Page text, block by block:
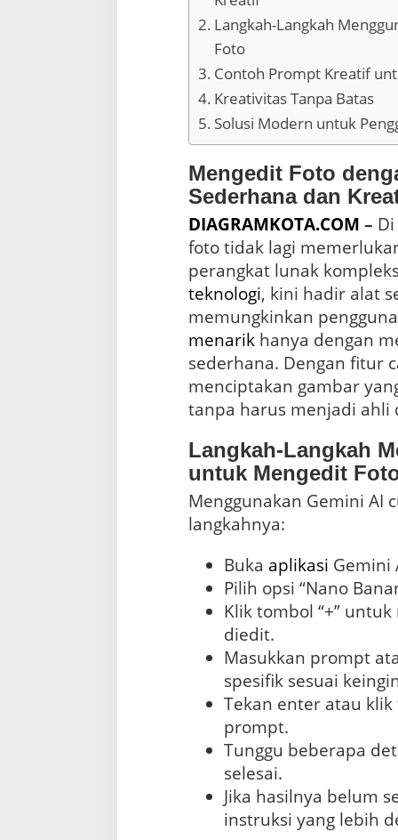
y
a
r
a
t
d
r
i
r
m
t
S
j
a
Langkah-Langkah
Foto
Contoh Prompt Kreatif
Kreativitas Tanpa Batas
Solusi Modern untuk
Mengedit Foto
Sederhana dan
DIAGRAMKOTA.COM – Di
foto tidak lagi
teknologi, kini hadir alat
menarikhanya dengan
sederhana. Dengan fitur
menciptakan gambar
tanpa harus menjadi ahli
Langkah-Langkah
untuk Mengedit
Menggunakan Gemini AI
langkahnya:
Buka aplikasi Gemini
Pilih opsi “Nano
Klik tombol “+”
diedit.
Masukkan prompt
spesifik sesuai
Tekan enter atau
prompt.
Tunggu beberapa
selesai.
Jika hasilnya belum
instruksi yang lebih